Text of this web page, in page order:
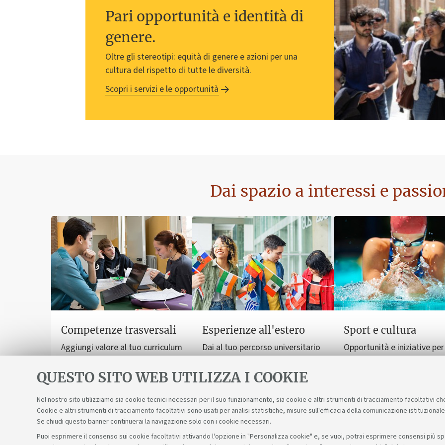
QUESTO SITO WEB UTILIZZA I COOKIE
Nel nostro sito utilizziamo sia cookie tecnici necessari per il suo funzionamento, sia cookie e altri strumenti di tracciamento facoltativi
Cookie e altri strumenti di tracciamento facoltativi sono usati per analisi statistiche, misure sull'efficacia della comunicazione
Se chiudi questo banner continuerai la navigazione solo con i cookie necessari.
Puoi esprimere il consenso sui cookie facoltativi attivando l'opzione in "Personalizza cookie" e, se vuoi, potrai esprimere consensi più
Pari opportunità e identità di
genere.
Oltre gli stereotipi: equità di genere e azioni per una
cultura del rispetto di tutte le diversità.
Scopri i servizi e le opportunità
Dai spazio a interessi e
Competenze trasversali
Aggiungi valore al tuo curriculum
sul lavoro.
Esperienze all'estero
Dai al tuo percorso universitario
dallo studio al tirocinio.
Sport e cultura
Opportunità e iniziative per